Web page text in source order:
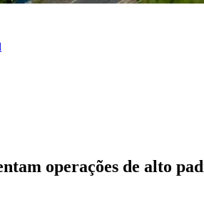
operações de alto